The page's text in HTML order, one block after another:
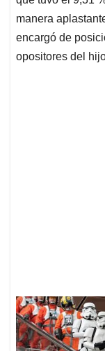
manera
encargó de
opositores del